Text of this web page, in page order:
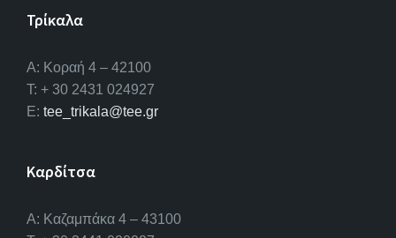
Τρίκαλα
Α: Κοραή 4 – 42100
T: + 30 2431 024927
E: tee_trikala@tee.gr
Καρδίτσα
Α: Καζαμπάκα 4 – 43100